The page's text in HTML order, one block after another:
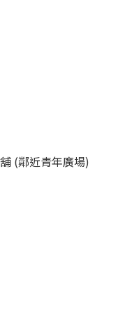
(鄰近青年廣場)